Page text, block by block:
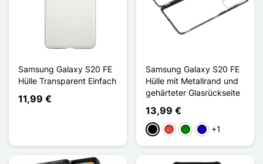
Samsung Galaxy S20 FE
Hülle Transparent Einfach
11,99 €
Samsung Galaxy S20 FE
Hülle mit Metallrand und
gehärteter Glasrückseite
13,99 €
Schwarz
Rot GrünDunkelblau
+1